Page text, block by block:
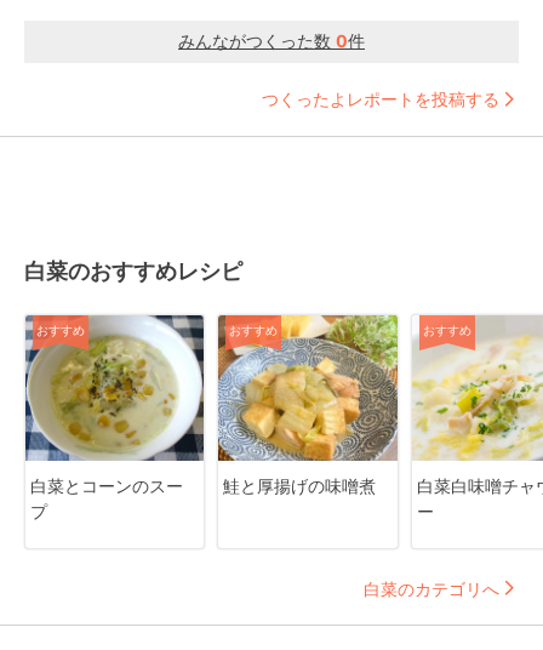
みんながつくった数 0件
つくったよレポートを投稿する
白菜のおすすめレシピ
おすすめ
白菜とコーンのスー
プ
おすすめ
鮭と厚揚げの味噌煮
おすすめ
白菜白味噌チャ
ー
白菜のカテゴリへ